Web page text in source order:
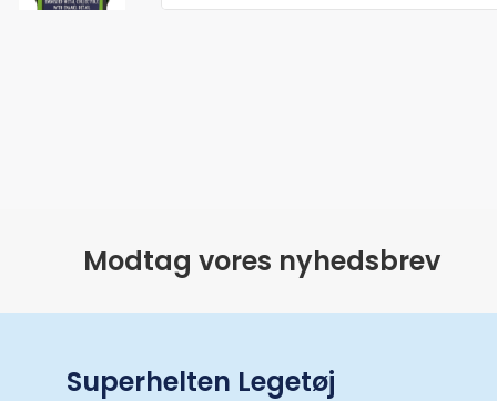
Modtag vores nyhedsbrev
Superhelten Legetøj